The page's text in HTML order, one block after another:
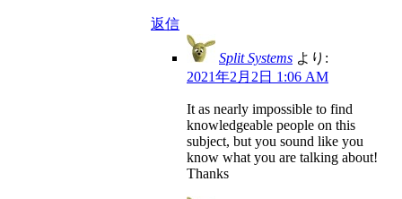
返信
Split Systems より:
2021年2月2日 1:06 AM
It as nearly impossible to find
knowledgeable people on this
subject, but you sound like you
know what you are talking about!
Thanks